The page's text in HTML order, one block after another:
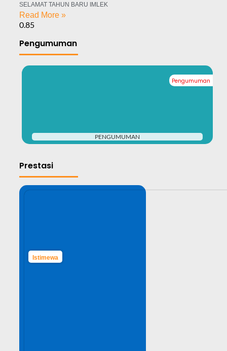
SELAMAT TAHUN BARU IMLEK
Read More »
Pengumuman
Pengumuman
PENGUMUMAN
Prestasi
Istimewa